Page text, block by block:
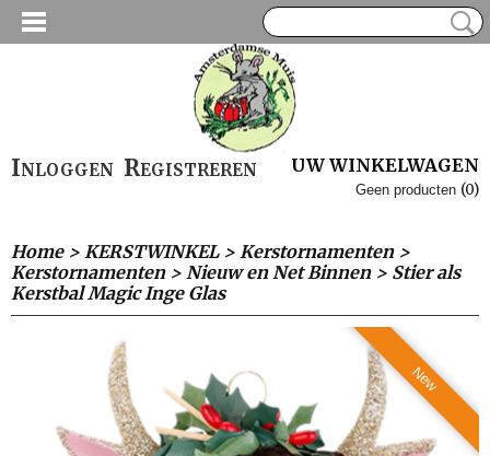
Inloggen Registreren UW WINKELWAGEN
Geen producten (0)
Home> KERSTWINKEL> Kerstornamenten>
Kerstornamenten> Nieuw en Net Binnen> Stier als
Kerstbal Magic Inge Glas
New